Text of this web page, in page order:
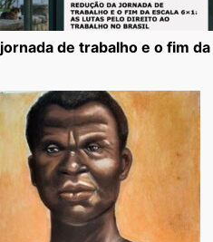
jornada de trabalho e o fim